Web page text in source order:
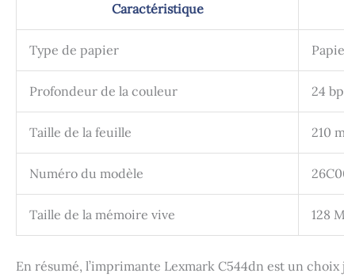
Caractéristique
Type de papier
Profondeur de la couleur 24
Taille de la feuille 210
Numéro du modèle
Taille de la mémoire vive 128
En résumé, l’imprimante Lexmark C544dn est un